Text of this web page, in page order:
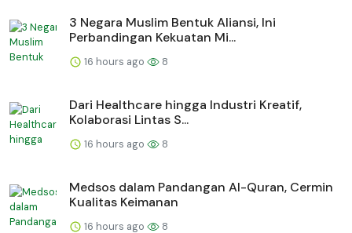
3 Negara Muslim Bentuk Aliansi, Ini
Perbandingan Kekuatan Mi...
16 hours ago 8
Dari Healthcare hingga Industri Kreatif,
Kolaborasi Lintas S...
16 hours ago 8
Medsos dalam Pandangan Al-Quran, Cermin
Kualitas Keimanan
16 hours ago 8